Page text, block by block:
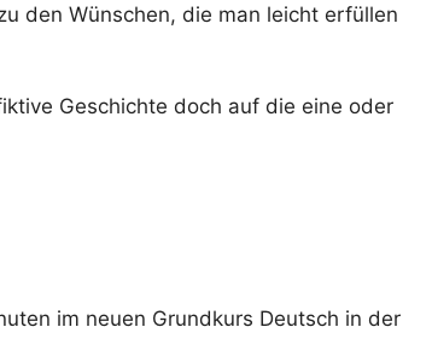
den Wünschen, die man leicht erfüllen
Geschichte doch auf die eine oder
im neuen Grundkurs Deutsch in der